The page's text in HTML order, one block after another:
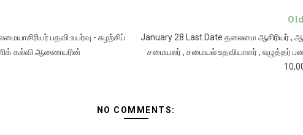
பதவி உயர்வு - சுழற்சிப்
கல்வி ஆணையரின்
January 28 Last Date தலைமை ஆசிரியர் ,
சமையலர் , சமையல் உதவியாளர் , எழுத்தர்
NO COMMENTS: